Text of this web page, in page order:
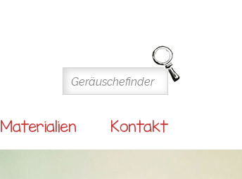
Materialien Kontakt